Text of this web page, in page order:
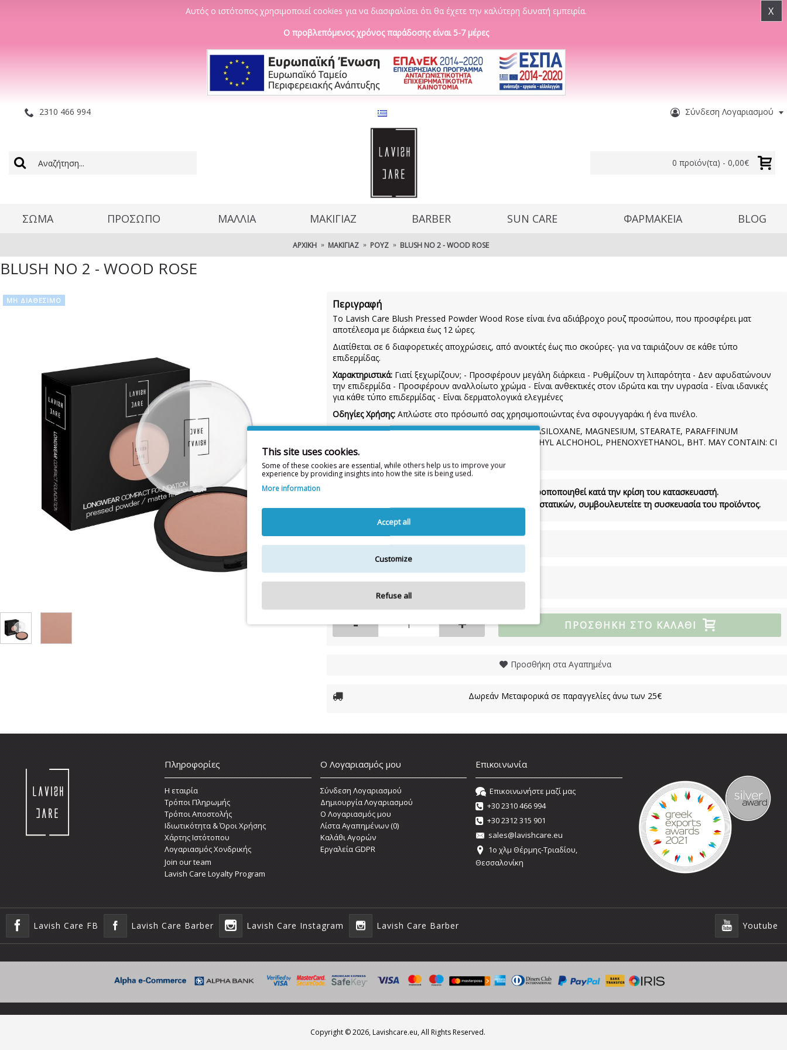
Αυτός ο ιστότοπος χρησιμοποιεί cookies για να διασφαλίσει ότι θα έχετε την καλύτερη δυνατή εμπειρία. X
Ο προβλεπόμενος χρόνος παράδοσης είναι 5-7 μέρες
2310 466 994 Σύνδεση Λογαριασμού
0 προϊόν(τα) - 0,00€
ΣΩΜΑ ΠΡΟΣΩΠΟ ΜΑΛΛΊΑ ΜΑΚΙΓΙΑΖ BARBER SUN CARE ΦΑΡΜΑΚΕΙΑ BLOG
ΑΡΧΙΚΉ ΜΑΚΙΓΙΆΖ ΡΟΥΖ BLUSH NO 2 - WOOD ROSE
BLUSH NO 2 - WOOD ROSE
ΜΗ ΔΙΑΘΈΣΙΜΟ Περιγραφή
Το Lavish Care Blush Pressed Powder Wood Rose είναι ένα αδιάβροχο ρουζ προσώπου, που προσφέρει ματ
αποτέλεσμα με διάρκεια έως 12 ώρες.
Διατίθεται σε 6 διαφορετικές αποχρώσεις, από ανοικτές έως πιο σκούρες- για να ταιριάζουν σε κάθε τύπο
επιδερμίδας.
Χαρακτηριστικά:Γιατί ξεχωρίζουν; - Προσφέρουν μεγάλη διάρκεια - Ρυθμίζουν τη λιπαρότητα - Δεν αφυδατώνουν
την επιδερμίδα - Προσφέρουν αναλλοίωτο χρώμα - Είναι ανθεκτικές στον ιδρώτα και την υγρασία - Είναι ιδανικές
για κάθε τύπο επιδερμίδας - Είναι δερματολογικά ελεγμένες
Οδηγίες Χρήσης:Απλώστε στο πρόσωπό σας χρησιμοποιώντας ένα σφουγγαράκι ή ένα πινέλο.
Συστατικά:TALC, MICA, DIMETHICONE, CYCLOPENTASILOXANE, MAGNESIUM, STEARATE, PARAFFINUM
LIQUIDUM, PETROLATUM, KAOLIN,AROMA, PHENETHYL ALCHOHOL, PHENOXYETHANOL, BHT. MAY CONTAIN: CI
77491, CI 77492, CI 77499
Η λίστα συστατικών δύναται να τροποποιηθεί κατά την κρίση του κατασκευαστή.
Για την πιο πλήρη και ενημερωμένη λίστα συστατικών, συμβουλευτείτε τη συσκευασία του προϊόντος.
4,90€
- + ΠΡΟΣΘΉΚΗ ΣΤΟ ΚΑΛΆΘΙ
Προσθήκη στα Αγαπημένα
Δωρεάν Μεταφορικά σε παραγγελίες άνω των 25€
Πληροφορίες
Η εταιρία
Τρόποι Πληρωμής
Τρόποι Αποστολής
Ιδιωτικότητα & Όροι Χρήσης
Χάρτης Ιστότοπου
Λογαριασμός Χονδρικής
Join our team
Lavish Care Loyalty Program
Ο Λογαριασμός μου
Σύνδεση Λογαριασμού
Δημιουργία Λογαριασμού
O Λογαριασμός μου
Λίστα Αγαπημένων (0)
Καλάθι Αγορών
Εργαλεία GDPR
Επικοινωνία
Επικοινωνήστε μαζί μας
+30 2310 466 994
+30 2312 315 901
sales@lavishcare.eu
1o χλμ Θέρμης-Τριαδίου,
Θεσσαλονίκη
Lavish Care FB Lavish Care Barber Lavish Care Instagram Lavish Care Barber Youtube
Copyright ©2026, Lavishcare.eu, All Rights Reserved.
This site uses cookies.
Some of these cookies are essential, while others help us to improve your
experience by providing insights into how the site is being used.
More information
Accept all
Customize
Refuse all